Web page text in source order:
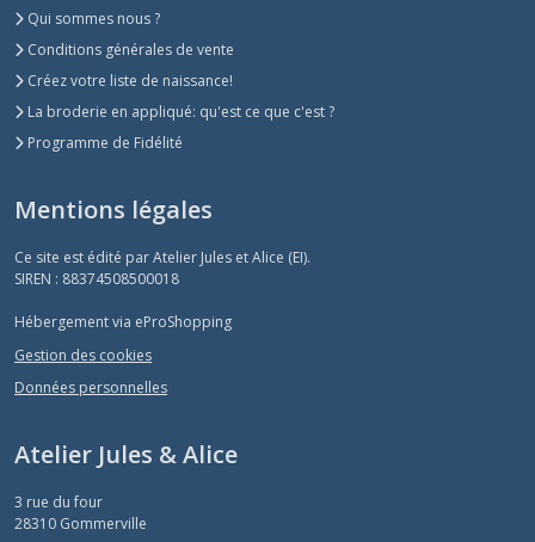
Qui sommes nous ?
Conditions générales de vente
Créez votre liste de naissance!
La broderie en appliqué: qu'est ce que c'est ?
Programme de Fidélité
Mentions légales
Ce site est édité par Atelier Jules et Alice (EI).
SIREN : 88374508500018
Hébergement via eProShopping
Gestion des cookies
Données personnelles
Atelier Jules & Alice
3 rue du four
28310 Gommerville